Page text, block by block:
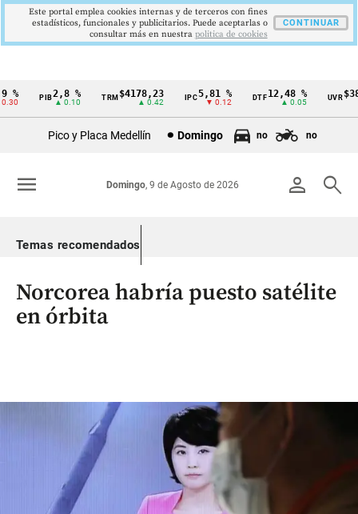
Cintillo
Colombia
PIB2,8 %
▲ 0.10
TRM$4178,23
▲ 0.42
5,81 %
▼ 0.12
DTF12,48 %
▲ 0.05
UVR
Pico y Placa Medellín Domingo no no
person search
Domingo, 9 de Agosto de 2026
menu
Temas recomendados
Norcorea habría puesto satélite
en órbita
Este portal emplea cookies internas y de terceros con fines
estadísticos, funcionales y publicitarios. Puede aceptarlas o
consultar más en nuestra politica de cookies
CONTINUAR